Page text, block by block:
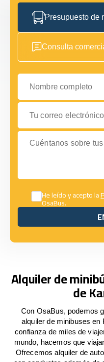
Presupuesto de
Consulta
Nombre completo
Tu correo electrónico
Cuéntanos sobre tus
He leído y acepto la
OsaBus.
Alquiler de
de
Con OsaBus, podemos
alquiler de minibuses en
confianza de miles de
mundo, hacemos que
Ofrecemos alquiler de